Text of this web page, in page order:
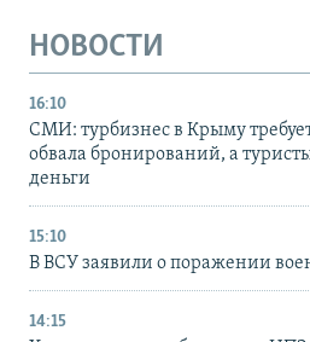
НОВОСТИ
16:10
СМИ: турбизнес в Крыму
обвала бронирований, а
деньги
15:10
В ВСУ заявили о поражении
14:15